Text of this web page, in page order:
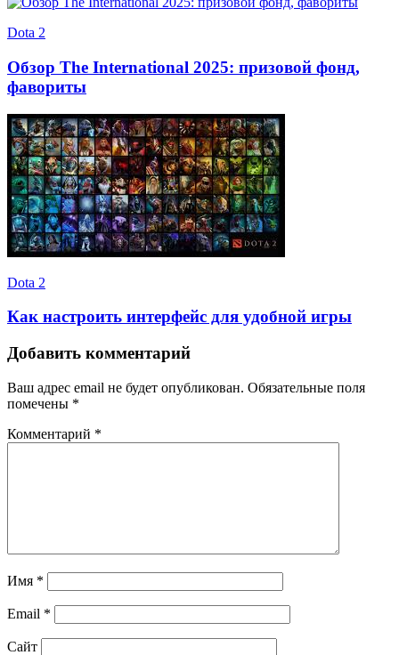
Dota 2
Обзор The International 2025: призовой фонд,
фавориты
Dota 2
Как настроить интерфейс для удобной игры
Добавить комментарий
Ваш адрес email не будет опубликован. Обязательные поля
помечены *
Комментарий *
Имя *
Email *
Сайт